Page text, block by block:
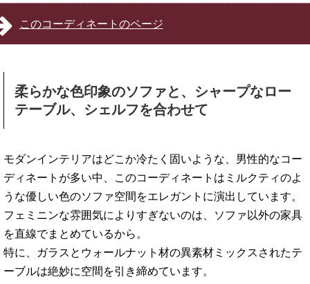
このコーディネートのページ
柔らかな色印象のソファと、シャープなロー
テーブル、シェルフを合わせて
モダンインテリアはどこか冷たく固いような、男性的なコー
ディネートが多い中、このコーディネートはミルクティのよ
うな優しい色のソファ空間をエレガントに演出しています。
フェミニンな雰囲気によりすぎないのは、ソファ以外の家具
を直線でまとめているから。
特に、ガラスとウォールナット材の異素材ミックスされたテ
ーブルは絶妙に空間を引き締めています。